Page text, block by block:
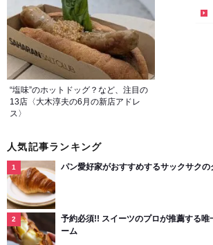
“塩味”のホットドッグ？など、注目の
13店〈大木淳夫の6月の新店アドレ
ス〉
人気記事ランキング
パン愛好家がおすすめするサックサク
予約必須!! スイーツのプロが推薦する唯
ーム